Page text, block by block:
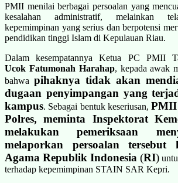
PMII menilai berbagai persoalan yang
kesalahan administratif, melainkan
kepemimpinan yang serius dan berpotensi
pendidikan tinggi Islam di Kepulauan Riau.
Dalam kesempatannya Ketua PC PMII
Ucok Fatumonah Harahap, kepada awak
bahwa pihaknya tidak akan
dugaan penyimpangan yang
kampus. Sebagai bentuk keseriusan, PMII
Polres, meminta Inspektorat
melakukan pemeriksaan
melaporkan persoalan tersebut
Agama Republik Indonesia (RI)
terhadap kepemimpinan STAIN SAR Kepri.